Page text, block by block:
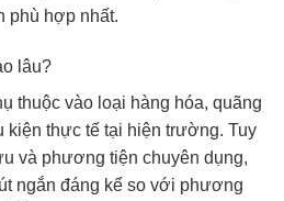
phù hợp nhất.
lâu?
thuộc vào loại hàng hóa, quãng
kiện thực tế tại hiện trường. Tuy
và phương tiện chuyên dụng,
ngắn đáng kể so với phương